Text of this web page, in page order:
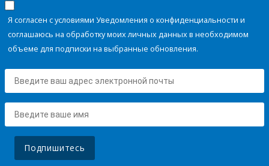
Я согласен с условиями Уведомления о конфиденциальности и
соглашаюсь на обработку моих личных данных в необходимом
объеме для подписки на выбранные обновления.
Подпишитесь